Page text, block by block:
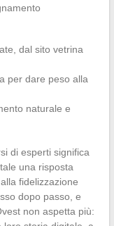
dal sito vetrina
per dare peso alla
naturale e
di esperti significa
una risposta
fidelizzazione
dopo passo, e
non aspetta più: